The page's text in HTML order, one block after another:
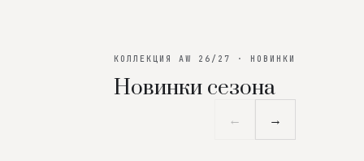
КОЛЛЕКЦИЯ AW 26/27 · НОВИНКИ
Новинки сезона
← →